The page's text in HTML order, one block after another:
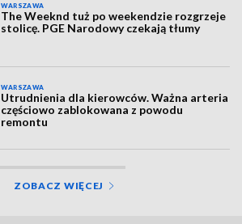
WARSZAWA
The Weeknd tuż po weekendzie rozgrzeje
stolicę. PGE Narodowy czekają tłumy
WARSZAWA
Utrudnienia dla kierowców. Ważna arteria
częściowo zablokowana z powodu
remontu
ZOBACZ WIĘCEJ